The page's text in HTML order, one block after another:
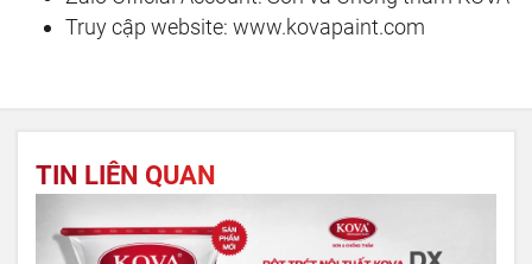
Truy cập website: www.kovapaint.com
TIN LIÊN QUAN